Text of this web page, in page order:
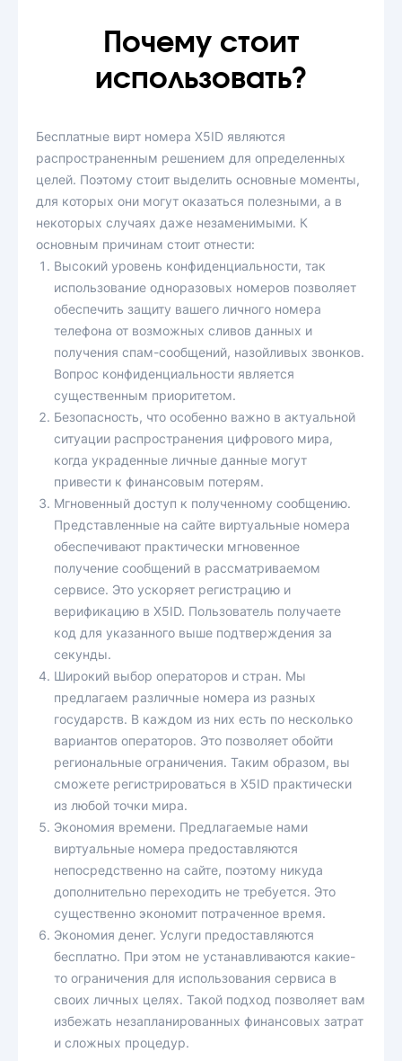
Почему стоит
использовать?
Бесплатные вирт номера X5ID являются
распространенным решением для определенных
целей. Поэтому стоит выделить основные моменты,
для которых они могут оказаться полезными, а в
некоторых случаях даже незаменимыми. К
основным причинам стоит отнести:
Высокий уровень конфиденциальности, так
использование одноразовых номеров позволяет
обеспечить защиту вашего личного номера
телефона от возможных сливов данных и
получения спам-сообщений, назойливых звонков.
Вопрос конфиденциальности является
существенным приоритетом.
Безопасность, что особенно важно в актуальной
ситуации распространения цифрового мира,
когда украденные личные данные могут
привести к финансовым потерям.
Мгновенный доступ к полученному сообщению.
Представленные на сайте виртуальные номера
обеспечивают практически мгновенное
получение сообщений в рассматриваемом
сервисе. Это ускоряет регистрацию и
верификацию в X5ID. Пользователь получаете
код для указанного выше подтверждения за
секунды.
Широкий выбор операторов и стран. Мы
предлагаем различные номера из разных
государств. В каждом из них есть по несколько
вариантов операторов. Это позволяет обойти
региональные ограничения. Таким образом, вы
сможете регистрироваться в X5ID практически
из любой точки мира.
Экономия времени. Предлагаемые нами
виртуальные номера предоставляются
непосредственно на сайте, поэтому никуда
дополнительно переходить не требуется. Это
существенно экономит потраченное время.
Экономия денег. Услуги предоставляются
бесплатно. При этом не устанавливаются какие-
то ограничения для использования сервиса в
своих личных целях. Такой подход позволяет вам
избежать незапланированных финансовых затрат
и сложных процедур.